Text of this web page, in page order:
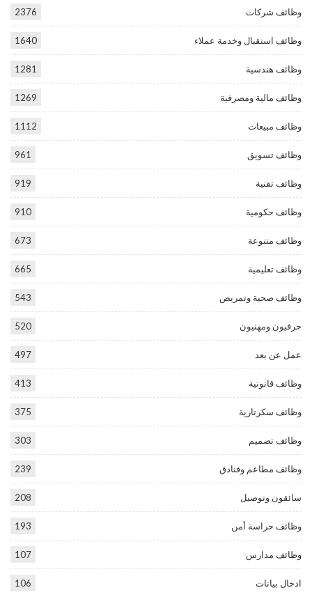
وظائف شركات 2376
وظائف استقبال وخدمة عملاء 1640
وظائف هندسية 1281
وظائف مالية ومصرفية 1269
وظائف مبيعات 1112
وظائف تسويق 961
وظائف تقنية 919
وظائف حكومية 910
وظائف متنوعة 673
وظائف تعليمية 665
وظائف صحية وتمريض 543
حرفيون ومهنيون 520
عمل عن بعد 497
وظائف قانونية 413
وظائف سكرتارية 375
وظائف تصميم 303
وظائف مطاعم وفنادق 239
سائقون وتوصيل 208
وظائف حراسة أمن 193
وظائف مدارس 107
ادخال بيانات 106